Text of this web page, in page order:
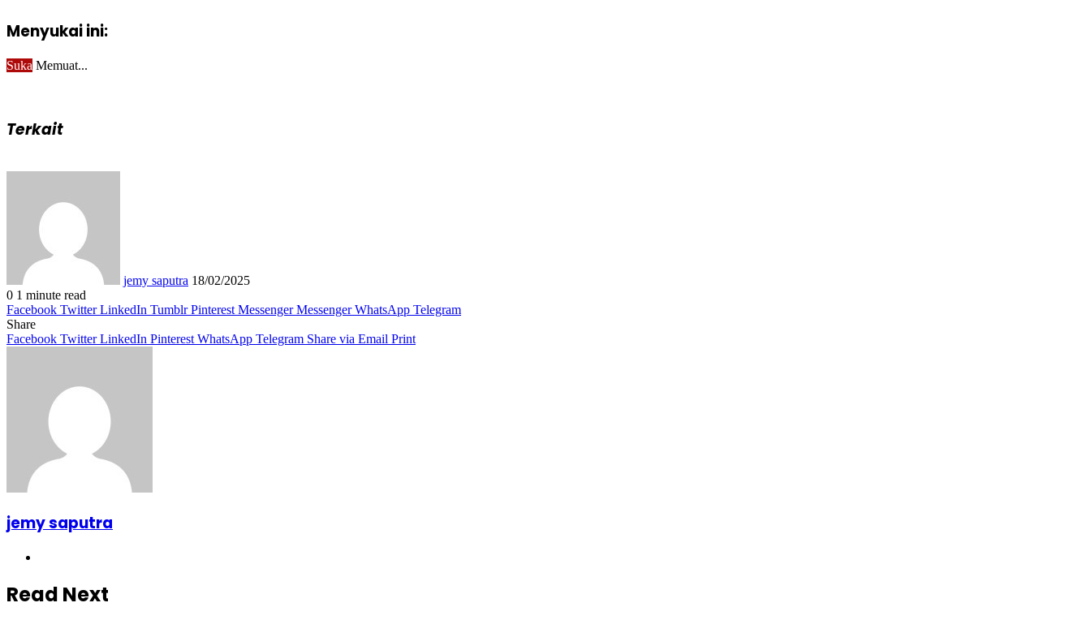
Menyukai ini:
Suka Memuat...
Terkait
jemy saputra 18/02/2025
0 1 minute read
Facebook Twitter LinkedIn Tumblr Pinterest Messenger Messenger WhatsApp Telegram
Share
Facebook Twitter LinkedIn Pinterest WhatsApp Telegram Share via Email Print
jemy saputra
Read Next